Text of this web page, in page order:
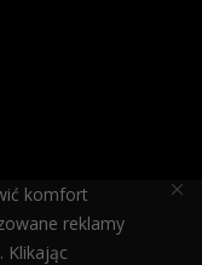
komfort
reklamy
Klikając